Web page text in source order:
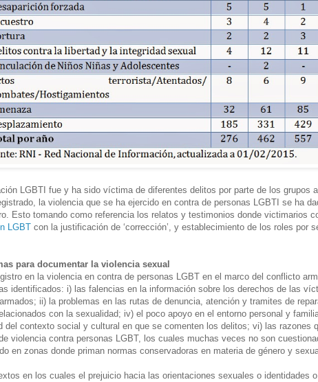
LGBTI fue y ha sido víctima de diferentes delitos por parte de los grupos
la violencia que se ha ejercido en contra de personas LGBTI se ha
Esto tomando como referencia los relatos y testimonios donde victimarios
LGBT con la justificación de ‘corrección’, y establecimiento de los roles por
para documentar la violencia sexual
en la violencia en contra de personas LGBT en el marco del conflicto
identificados: i) las falencias en la información sobre los derechos de las
ii) la problemas en las rutas de denuncia, atención y tramites de
con la sexualidad; iv) el poco apoyo en el entorno personal y
del contexto social y cultural en que se comenten los delitos; vi) las razones
violencia contra personas LGBT, los cuales muchas veces no son
en zonas donde priman normas conservadoras en materia de género y
en los cuales el prejuicio hacia las orientaciones sexuales o identidades